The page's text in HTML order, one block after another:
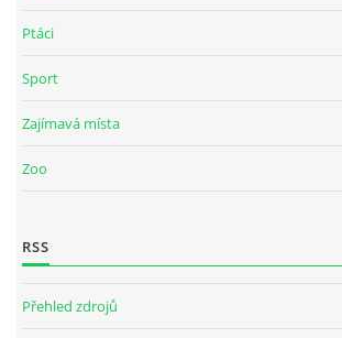
Ptáci
Sport
Zajímavá místa
Zoo
RSS
Přehled zdrojů